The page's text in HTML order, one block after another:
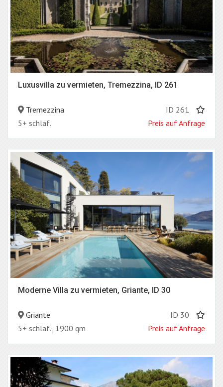
Luxusvilla zu vermieten, Tremezzina, ID 261
Tremezzina
ID 261
5+ schlaf.
Preis auf Anfrage
Moderne Villa zu vermieten, Griante, ID 30
Griante
ID 30
5+ schlaf., 1900 qm
Preis auf Anfrage